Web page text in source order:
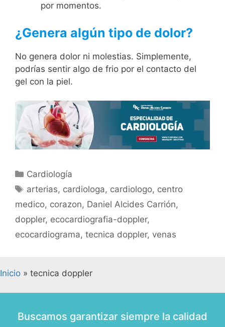
por momentos.
¿Genera algún tipo de dolor?
No genera dolor ni molestias. Simplemente,
podrías sentir algo de frio por el contacto del
gel con la piel.
Cardiología
arterias, cardiologa, cardiologo, centro
medico, corazon, Daniel Alcides Carrión,
doppler, ecocardiografia-doppler,
ecocardiograma, tecnica doppler, venas
Inicio » tecnica doppler
Buscamos garantizar siempre la calidad